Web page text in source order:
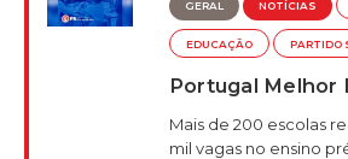
GERAL NOTÍCIAS
EDUCAÇÃO PARTIDO
Portugal Melhor
Mais de 200 escolas
mil vagas no ensino